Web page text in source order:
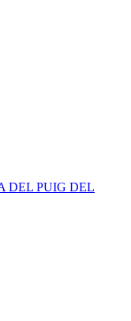
DEL PUIG DEL